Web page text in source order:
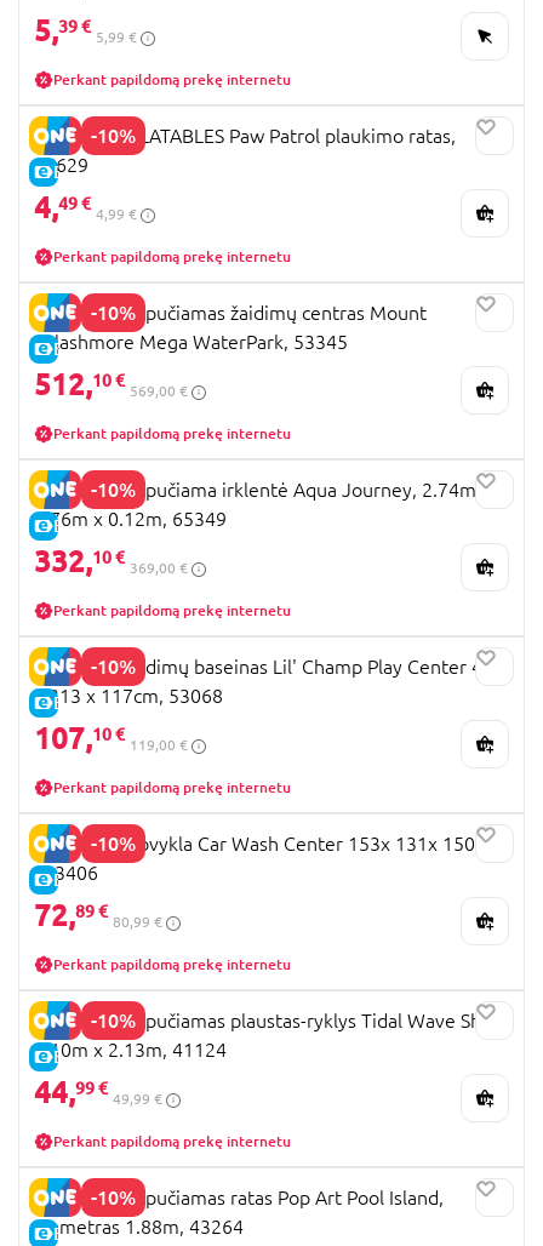
5,39 €
5,99 €
Perkant papildomą prekę internetu
-10%
E-KAINA
MONDO INFLATABLES Paw Patrol plaukimo ratas,
16629
4,49 €
4,99 €
Perkant papildomą prekę internetu
-10%
E-KAINA
BESTWAY pripučiamas žaidimų centras Mount
Splashmore Mega WaterPark, 53345
512,10 €
569,00 €
Perkant papildomą prekę internetu
-10%
E-KAINA
BESTWAY pripučiama irklentė Aqua Journey, 2.74m x
0.76m x 0.12m, 65349
332,10 €
369,00 €
Perkant papildomą prekę internetu
-10%
E-KAINA
BESTWAY žaidimų baseinas Lil' Champ Play Center 435
x 213 x 117cm, 53068
107,10 €
119,00 €
Perkant papildomą prekę internetu
-10%
E-KAINA
BESTWAY plovykla Car Wash Center 153x 131x 150cm
, 93406
72,89 €
80,99 €
Perkant papildomą prekę internetu
-10%
E-KAINA
BESTWAY pripučiamas plaustas-ryklys Tidal Wave Shark
3.10m x 2.13m, 41124
44,99 €
49,99 €
Perkant papildomą prekę internetu
-10%
E-KAINA
BESTWAY pripučiamas ratas Pop Art Pool Island,
diametras 1.88m, 43264